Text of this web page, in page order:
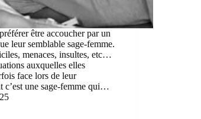
être accoucher par un
leur semblable sage-femme.
menaces, insultes, etc…
auxquelles elles
face lors de leur
c’est une sage-femme qui…